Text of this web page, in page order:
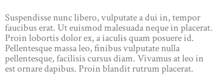
Suspendisse nunc libero, vulputate a dui in, tempor
faucibus erat. Ut euismod malesuada neque in placerat.
Proin lobortis dolor ex, a iaculis quam posuere id.
Pellentesque massa leo, finibus vulputate nulla
pellentesque, facilisis cursus diam. Vivamus at leo in
est ornare dapibus. Proin blandit rutrum placerat.